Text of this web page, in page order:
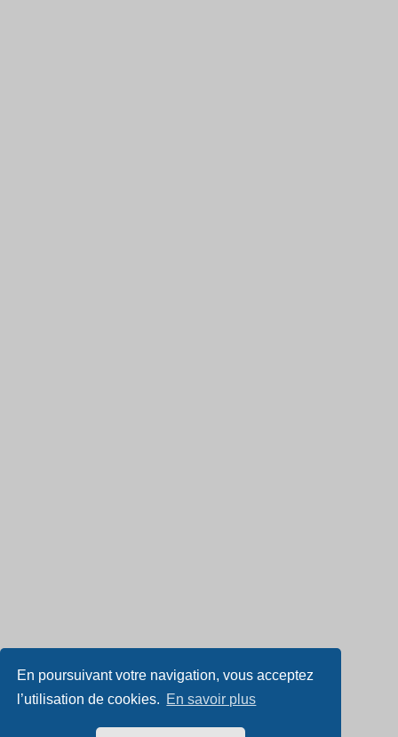
En poursuivant votre navigation, vous acceptez
l’utilisation de cookies. En savoir plus